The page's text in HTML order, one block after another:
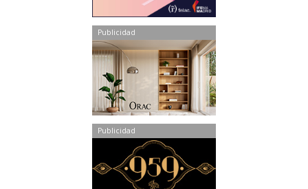
Publicidad
Publicidad